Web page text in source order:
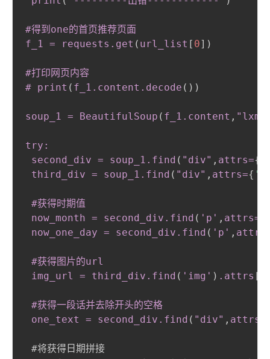
#得到one的首页推荐页面
f_1 = requests .get ( url_list [ 0] )
#打印网页内容
# print ( f_1 .content .decode ( ) )
soup_1 = BeautifulSoup ( f_1 .content ,
try:
second_div = soup_1 .find ( "div" , attrs={
third_div = soup_1 .find ( "div" , attrs={
#获得时期值
now_month = second_div .find ( 'p' , attrs=
now_one_day = second_div .find ( 'p' ,
#获得图片的url
img_url = third_div .find ( 'img' ) .attrs [
#获得一段话并去除开头的空格
one_text = second_div .find ( "div" , attrs=
#将获得日期拼接